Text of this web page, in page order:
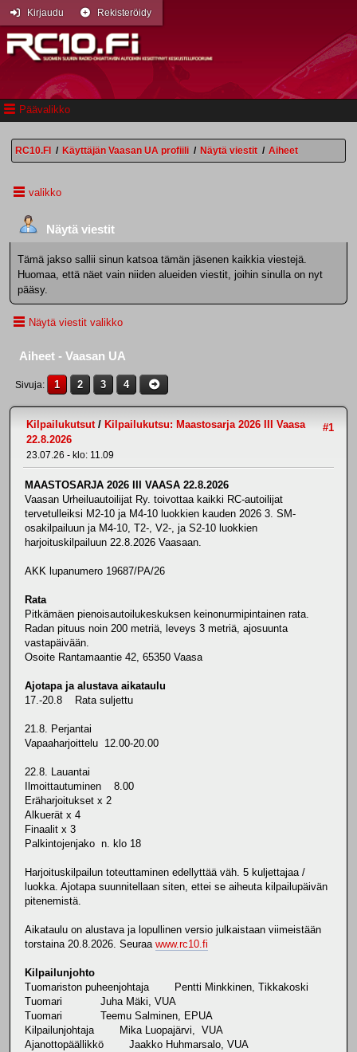
Päävalikko
Kirjaudu Rekisteröidy
RC10.FI / Käyttäjän Vaasan UA profiili / Näytä viestit / Aiheet
valikko
Näytä viestit
Tämä jakso sallii sinun katsoa tämän jäsenen kaikkia viestejä.
Huomaa, että näet vain niiden alueiden viestit, joihin sinulla on nyt
pääsy.
Näytä viestit valikko
Aiheet - Vaasan UA
Sivuja 1 2 3 4
#1
Kilpailukutsut/ Kilpailukutsu: Maastosarja 2026 III Vaasa
22.8.2026
23.07.26 - klo: 11.09
MAASTOSARJA 2026 III VAASA 22.8.2026
Vaasan Urheiluautoilijat Ry. toivottaa kaikki RC-autoilijat
tervetulleiksi M2-10 ja M4-10 luokkien kauden 2026 3. SM-
osakilpailuun ja M4-10, T2-, V2-, ja S2-10 luokkien
harjoituskilpailuun 22.8.2026 Vaasaan.
AKK lupanumero 19687/PA/26
Rata
Pitkämäen pienoisautoilukeskuksen keinonurmipintainen rata.
Radan pituus noin 200 metriä, leveys 3 metriä, ajosuunta
vastapäivään.
Osoite Rantamaantie 42, 65350 Vaasa
Ajotapa ja alustava aikataulu
17.-20.8 Rata suljettu
21.8. Perjantai
Vapaaharjoittelu 12.00-20.00
22.8. Lauantai
Ilmoittautuminen 8.00
Eräharjoitukset x 2
Alkuerät x 4
Finaalit x 3
Palkintojenjako n. klo 18
Harjoituskilpailun toteuttaminen edellyttää väh. 5 kuljettajaa /
luokka. Ajotapa suunnitellaan siten, ettei se aiheuta kilpailupäivän
pitenemistä.
Aikataulu on alustava ja lopullinen versio julkaistaan viimeistään
torstaina 20.8.2026. Seuraa www.rc10.fi
Kilpailunjohto
Tuomariston puheenjohtaja Pentti Minkkinen, Tikkakoski
Tuomari Juha Mäki, VUA
Tuomari Teemu Salminen, EPUA
Kilpailunjohtaja Mika Luopajärvi, VUA
Ajanottopäällikkö Jaakko Huhmarsalo, VUA